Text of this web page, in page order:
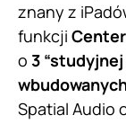
znany z
funkcji
o 3
Spatial Audio